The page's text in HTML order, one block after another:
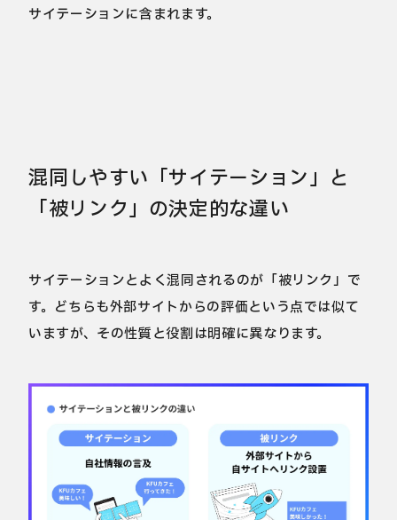
サイテーションに含まれます。
混同しやすい「サイテーション」と
「被リンク」の決定的な違い
サイテーションとよく混同されるのが「被リンク」で
す。どちらも外部サイトからの評価という点では似て
いますが、その性質と役割は明確に異なります。